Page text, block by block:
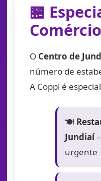
🏪
O Centro de
número de
A Coppi é
🍽️
Jundiaí
urgente